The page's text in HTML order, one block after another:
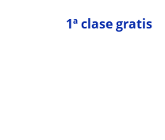
1ª clase gratis